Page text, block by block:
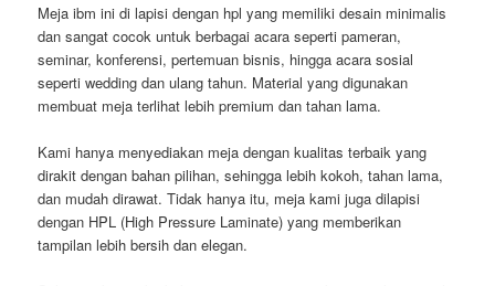
Meja ibm ini di lapisi dengan hpl yang memiliki desain minimalis
dan sangat cocok untuk berbagai acara seperti pameran,
seminar, konferensi, pertemuan bisnis, hingga acara sosial
seperti wedding dan ulang tahun. Material yang digunakan
membuat meja terlihat lebih premium dan tahan lama.
Kami hanya menyediakan meja dengan kualitas terbaik yang
dirakit dengan bahan pilihan, sehingga lebih kokoh, tahan lama,
dan mudah dirawat. Tidak hanya itu, meja kami juga dilapisi
dengan HPL (High Pressure Laminate) yang memberikan
tampilan lebih bersih dan elegan.